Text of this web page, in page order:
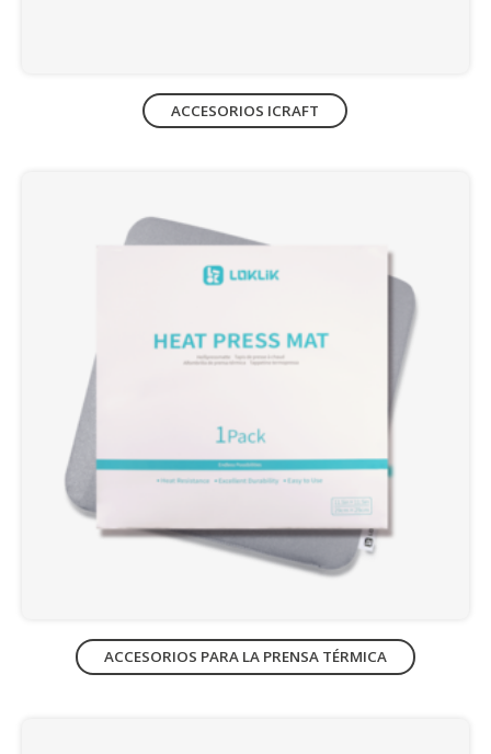
ACCESORIOS ICRAFT
ACCESORIOS PARA LA PRENSA TÉRMICA